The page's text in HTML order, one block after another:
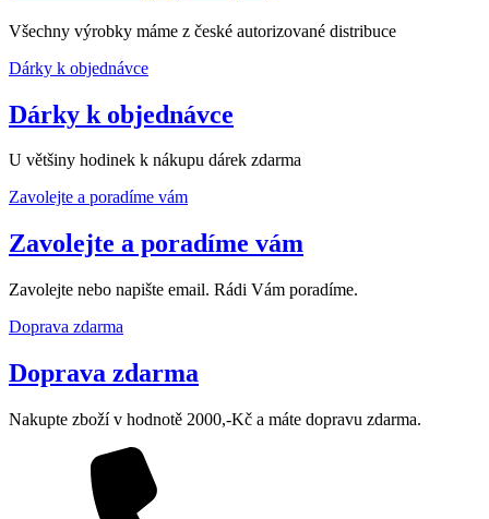
Všechny výrobky máme z české autorizované distribuce
Dárky k objednávce
Dárky k objednávce
U většiny hodinek k nákupu dárek zdarma
Zavolejte a poradíme vám
Zavolejte a poradíme vám
Zavolejte nebo napište email. Rádi Vám poradíme.
Doprava zdarma
Doprava zdarma
Nakupte zboží v hodnotě 2000,-Kč a máte dopravu zdarma.